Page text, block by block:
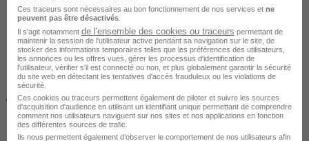
À DISTANCE
Ces traceurs sont nécessaires au bon fonctionnement de nos services et ne
peuvent pas être désactivés
Il s'agit notamment de l'ensemble des cookies ou traceurs permettant de
maintenir la session de l'utilisateur active pendant sa navigation sur le site, de
stocker des informations temporaires telles que les préférences des utilisateurs,
les annonces ou les offres vues, gérer les processus d'identification de
l'utilisateur, vérifier s'il est connecté ou non, et plus globalement garantir la sécurité
du site web en détectant les tentatives d'accès frauduleux ou les violations de
sécurité.
Ces cookies ou traceurs permettent également de piloter et suivre les sources
d'acquisition d'audience en utilisant un identifiant unique permettant de comprendre
comment nos utilisateurs naviguent sur nos sites et nos applications en fonction
des différentes sources de trafic.
Ils nous permettent également d’observer le comportement de nos utilisateurs afin